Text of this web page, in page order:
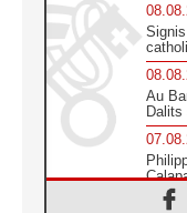
Au
Dalits